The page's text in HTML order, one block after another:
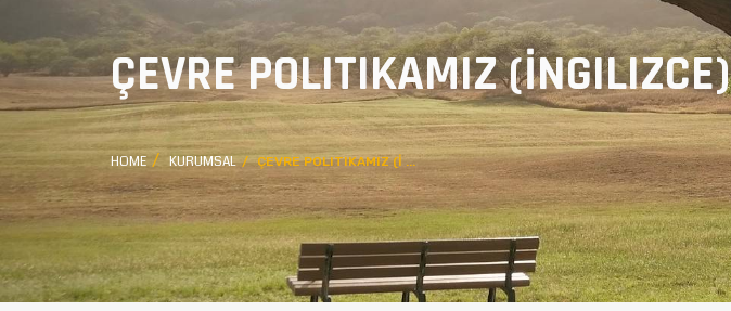
ÇEVRE POLITIKAMIZ (İNGILIZCE)
HOME KURUMSAL ÇEVRE POLITIKAMIZ (İ ...